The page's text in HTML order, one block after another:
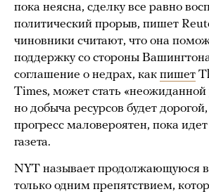
пока неясна, сделку все равно
политический прорыв, пишет
чиновники считают, что она
поддержку со стороны
соглашение о недрах, как пишет
Times, может стать «неожиданной
но добыча ресурсов будет
прогресс маловероятен, пока
газета.
NYT называет продолжающуюся
только одним препятствием,